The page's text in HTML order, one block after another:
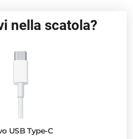
nella scatola?
USB Type-C